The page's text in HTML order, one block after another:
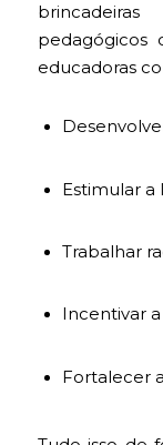
pedagógicos
educadoras
Estimular a
Trabalhar
Incentivar
Fortalecer